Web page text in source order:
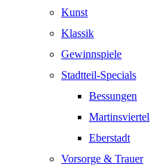
Kunst
Klassik
Gewinnspiele
Stadtteil-Specials
Bessungen
Martinsviertel
Eberstadt
Vorsorge & Trauer